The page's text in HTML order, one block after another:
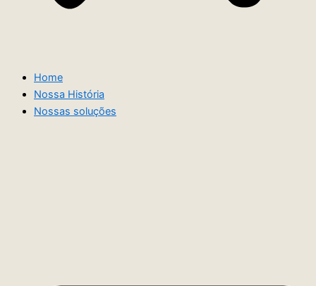
Home
Nossa História
Nossas soluções